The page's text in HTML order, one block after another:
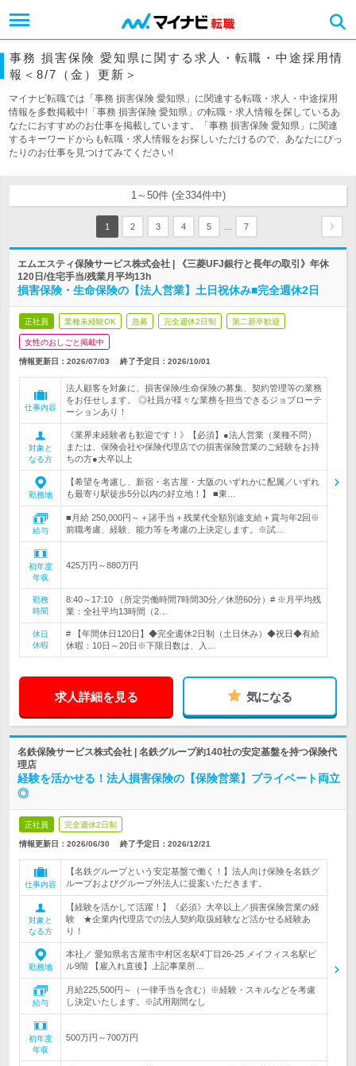
事務 損害保険 愛知県に関する求人・転職・中途採用情
報＜8/7（金）更新＞
マイナビ転職では「事務 損害保険 愛知県」に関連する転職・求人・中途採用
情報を多数掲載中!「事務 損害保険 愛知県」の転職・求人情報を探しているあ
なたにおすすめのお仕事を掲載しています。「事務 損害保険 愛知県」に関連
するキーワードからも転職・求人情報をお探しいただけるので、あなたにぴっ
たりのお仕事を見つけてみてください!
1～50件 (全334件中)
1 2 3 4 5 7
エムエスティ保険サービス株式会社 | 《三菱UFJ銀行と長年の取引》年休
120日/住宅手当/残業月平均13h
損害保険・生命保険の【法人営業】土日祝休み■完全週休2日
正社員 業種未経験OK 急募 完全週休2日制 第二新卒歓迎
女性のおしごと掲載中
情報更新日：2026/07/03 終了予定日： 2026/10/01
仕事内容
法人顧客を対象に、損害保険/生命保険の募集、契約管理等の業務
をお任せします。 ◎社員が様々な業務を担当できるジョブローテ
ーションあり！
対象と
なる方
《業界未経験者も歓迎です！》【必須】●法人営業（業種不問）
または、保険会社や保険代理店での損害保険営業のご経験をお持
ちの方●大卒以上
勤務地
【希望を考慮し、新宿・名古屋・大阪のいずれかに配属／いずれ
も最寄り駅徒歩5分以内の好立地！】 ■東…
給与
■月給 250,000円～＋諸手当＋残業代全額別途支給＋賞与年2回※
前職考慮、経験、能力等を考慮の上決定します。※試…
初年度
年収
425万円～880万円
勤務
時間
8:40～17:10 （所定労働時間7時間30分／休憩60分）# ※月平均残
業：全社平均13時間（2…
休日
休暇
# 【年間休日120日】◆完全週休2日制（土日休み）◆祝日◆有給
休暇：10日～20日※下限日数は、入…
求人詳細を見る 気になる
名鉄保険サービス株式会社 | 名鉄グループ約140社の安定基盤を持つ保険代
理店
経験を活かせる！法人損害保険の【保険営業】プライベート両立
◎
正社員 完全週休2日制
情報更新日：2026/06/30 終了予定日： 2026/12/21
仕事内容
【名鉄グループという安定基盤で働く！】法人向け保険を名鉄グ
ループおよびグループ外法人に提案いただきます。
対象と
なる方
【経験を活かして活躍！】《必須》大卒以上／損害保険営業の経
験 ★企業内代理店での法人契約取扱経験など活かせる経験あ
り！
勤務地
本社／ 愛知県名古屋市中村区名駅4丁目26-25 メイフィス名駅ビ
ル9階 【雇入れ直後】上記事業所…
給与
月給225,500円～（一律手当を含む）※経験・スキルなどを考慮
し決定いたします。※試用期間なし
初年度
年収
500万円～700万円